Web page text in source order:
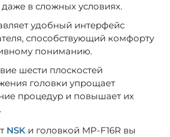
даже в сложных условиях.
удобный интерфейс
способствующий комфорту
пониманию.
шести плоскостей
головки упрощает
процедур и повышает их
NSK и головкой MP-F16R вы